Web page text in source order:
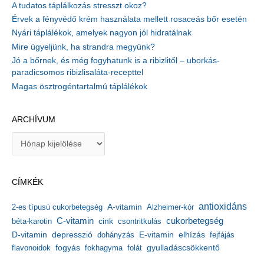
A tudatos táplálkozás stresszt okoz?
Érvek a fényvédő krém használata mellett rosaceás bőr esetén
Nyári táplálékok, amelyek nagyon jól hidratálnak
Mire ügyeljünk, ha strandra megyünk?
Jó a bőrnek, és még fogyhatunk is a ribizlitől – uborkás-
paradicsomos ribizlisaláta-recepttel
Magas ösztrogéntartalmú táplálékok
ARCHÍVUM
í
u
m
CÍMKÉK
2-es típusú cukorbetegség A-vitamin Alzheimer-kór antioxidáns
béta-karotin C-vitamin cink csontritkulás cukorbetegség
D-vitamin depresszió dohányzás E-vitamin elhízás fejfájás
flavonoidok fogyás fokhagyma folát gyulladáscsökkentő